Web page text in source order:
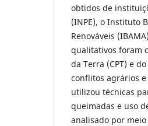
obtidos de
(INPE), o Instituto
Renováveis
qualitativos foram
da Terra (CPT) e
conflitos agrários
utilizou técnicas
queimadas e uso
analisado por